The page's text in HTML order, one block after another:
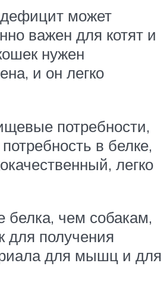
дефицит может
важен для котят и
нужен
и он легко
потребности,
в белке,
легко
белка, чем собакам,
для получения
для мышц и для